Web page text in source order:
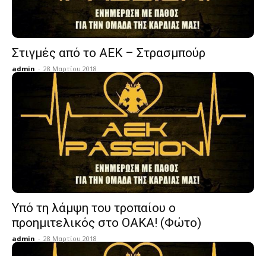
Στιγμές από το ΑΕΚ – Στρασμπούρ
admin - 28 Μαρτίου 2018
Υπό τη λάμψη του τροπαίου ο
προημιτελικός στο ΟΑΚΑ! (Φώτο)
admin - 28 Μαρτίου 2018